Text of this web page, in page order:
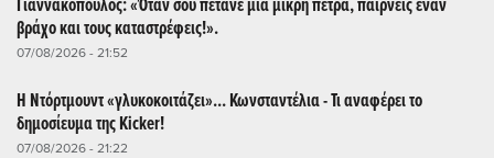
Γιαννακόπουλος: «Όταν σου πετάνε μια μικρή πέτρα, παίρνεις έναν
βράχο και τους καταστρέφεις!».
07/08/2026 - 21:52
Η Ντόρτμουντ «γλυκοκοιτάζει»... Κωνσταντέλια - Τι αναφέρει το
δημοσίευμα της Kicker!
07/08/2026 - 21:22